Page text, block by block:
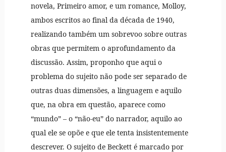
novela, Primeiro amor, e um romance, Molloy,
ambos escritos ao final da década de 1940,
realizando também um sobrevoo sobre outras
obras que permitem o aprofundamento da
discussão. Assim, proponho que aqui o
problema do sujeito não pode ser separado de
outras duas dimensões, a linguagem e aquilo
que, na obra em questão, aparece como
“mundo” – o “não-eu” do narrador, aquilo ao
qual ele se opõe e que ele tenta insistentemente
descrever. O sujeito de Beckett é marcado por